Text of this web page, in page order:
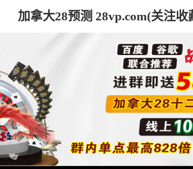
加拿大28预测 28vp.com(关注收